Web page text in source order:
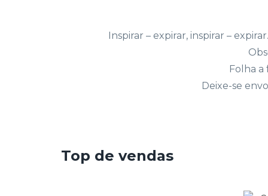
Inspirar – expirar, inspirar –
Folha a
Deixe-se
Top de vendas